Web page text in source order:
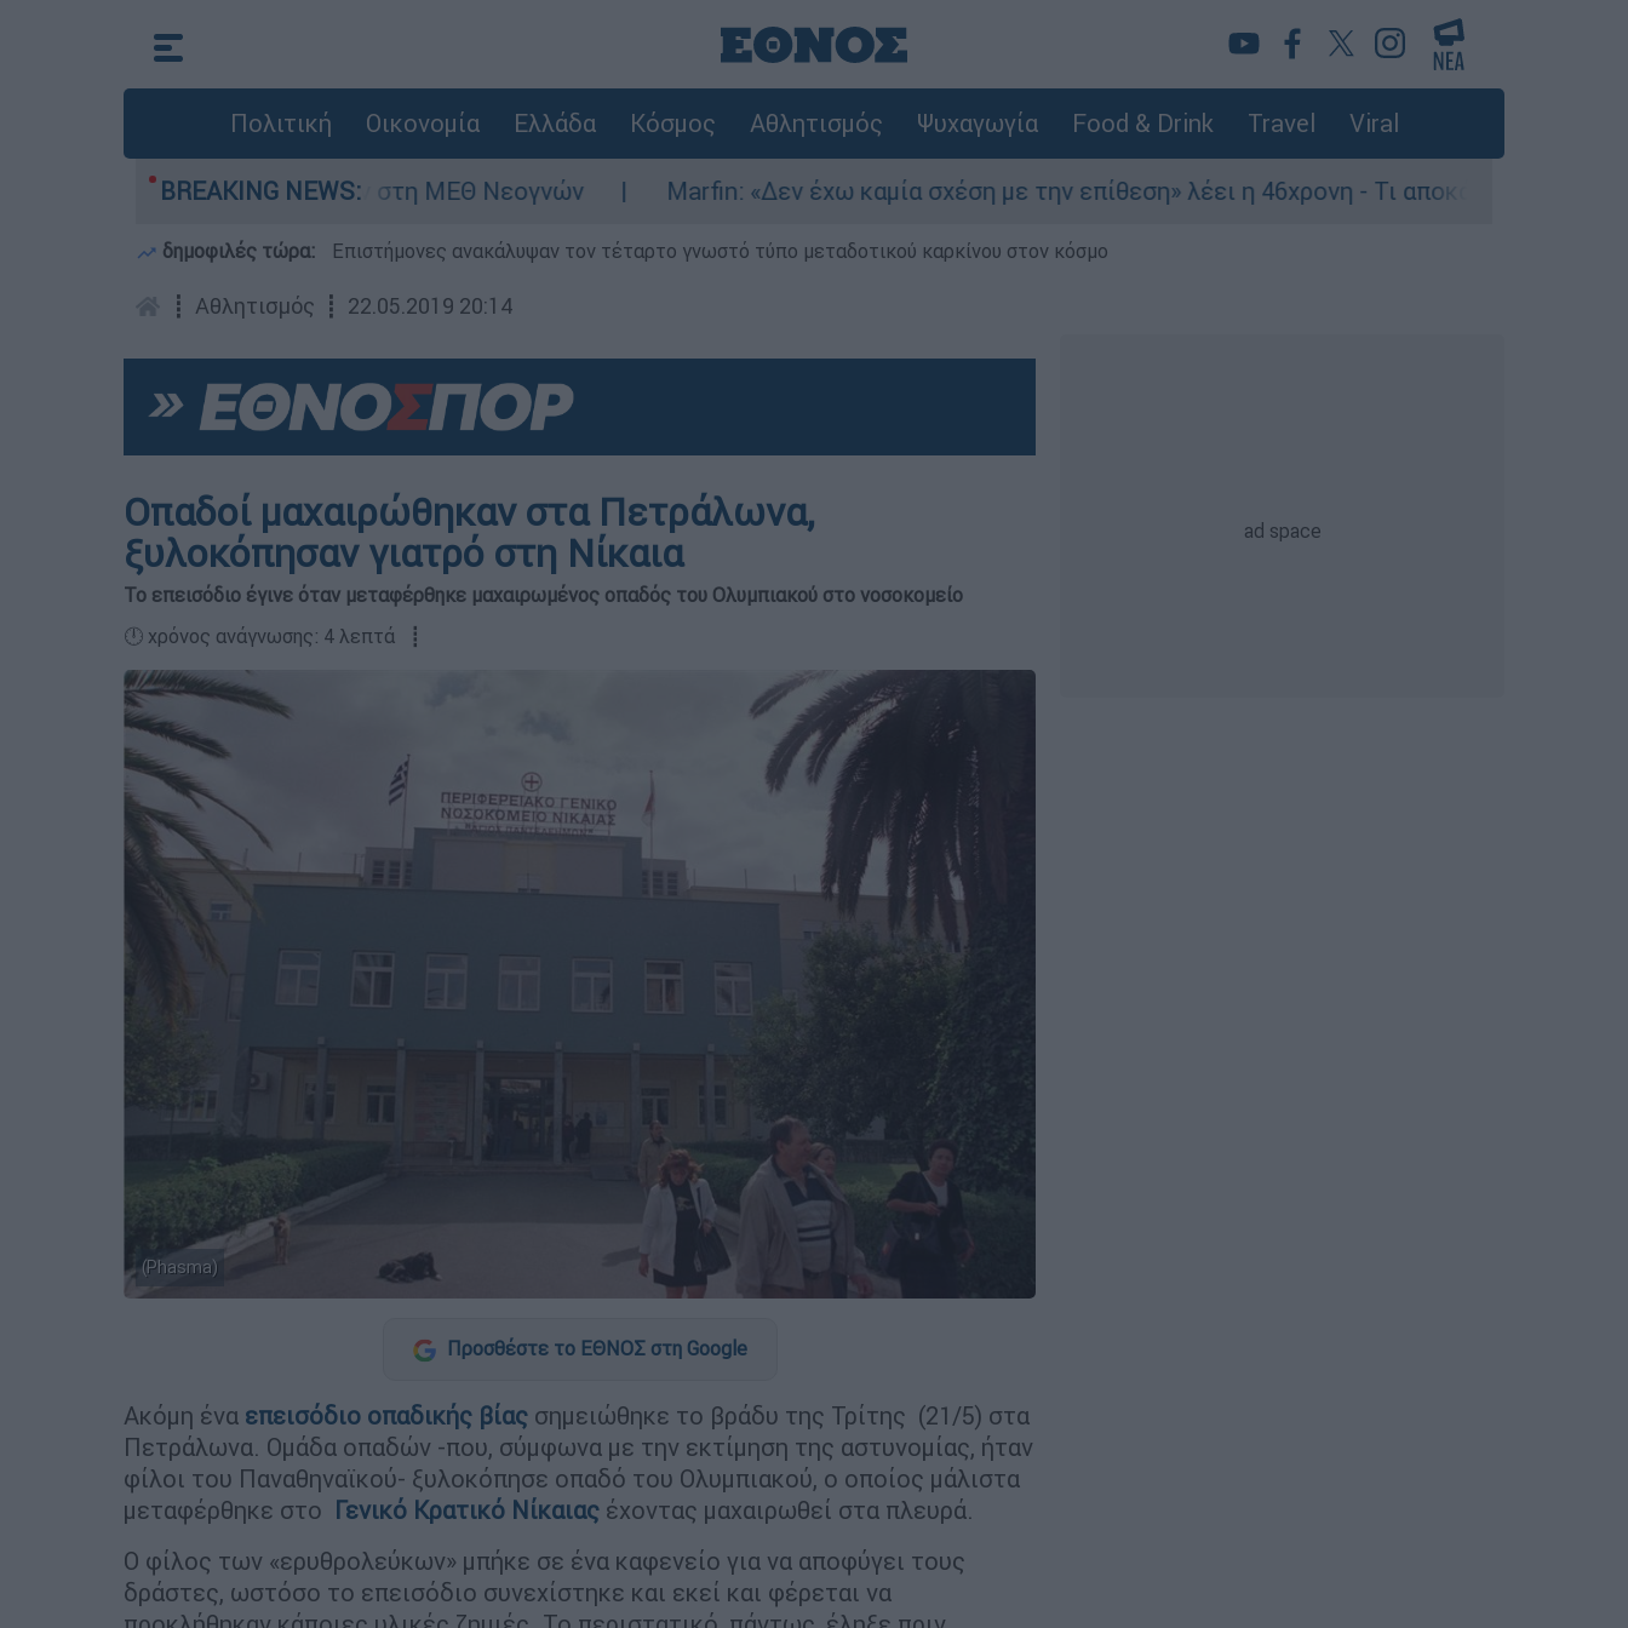
Πολιτική Οικονομία Ελλάδα Κόσμος Αθλητισμός Ψυχαγωγία Food & Drink Travel Viral
BREAKING NEWS:
- Νοσηλευόταν στη ΜΕΘ Νεογνών Marfin: «Δεν έχω καμία σχέση με την επίθεση» λέει η 46χρονη - Τι αποκάλυψε στους αστυνομικούς
δημοφιλές τώρα: Επιστήμονες ανακάλυψαν τον τέταρτο γνωστό τύπο μεταδοτικού καρκίνου στον κόσμο
┋ Αθλητισμός ┋ 22.05.2019 20:14
Οπαδοί μαχαιρώθηκαν στα Πετράλωνα,
ξυλοκόπησαν γιατρό στη Νίκαια
Το επεισόδιο έγινε όταν μεταφέρθηκε μαχαιρωμένος οπαδός του Ολυμπιακού στο νοσοκομείο
🕛 χρόνος ανάγνωσης: 4 λεπτά ┋
(Phasma)
Προσθέστε το ΕΘΝΟΣ στη Google
Ακόμη ένα επεισόδιο οπαδικής βίας σημειώθηκε το βράδυ της Τρίτης (21/5) στα
Πετράλωνα. Ομάδα οπαδών -που, σύμφωνα με την εκτίμηση της αστυνομίας, ήταν
φίλοι του Παναθηναϊκού- ξυλοκόπησε οπαδό του Ολυμπιακού, ο οποίος μάλιστα
μεταφέρθηκε στο Γενικό Κρατικό Νίκαιας έχοντας μαχαιρωθεί στα πλευρά.
Ο φίλος των «ερυθρολεύκων» μπήκε σε ένα καφενείο για να αποφύγει τους
δράστες, ωστόσο το επεισόδιο συνεχίστηκε και εκεί και φέρεται να